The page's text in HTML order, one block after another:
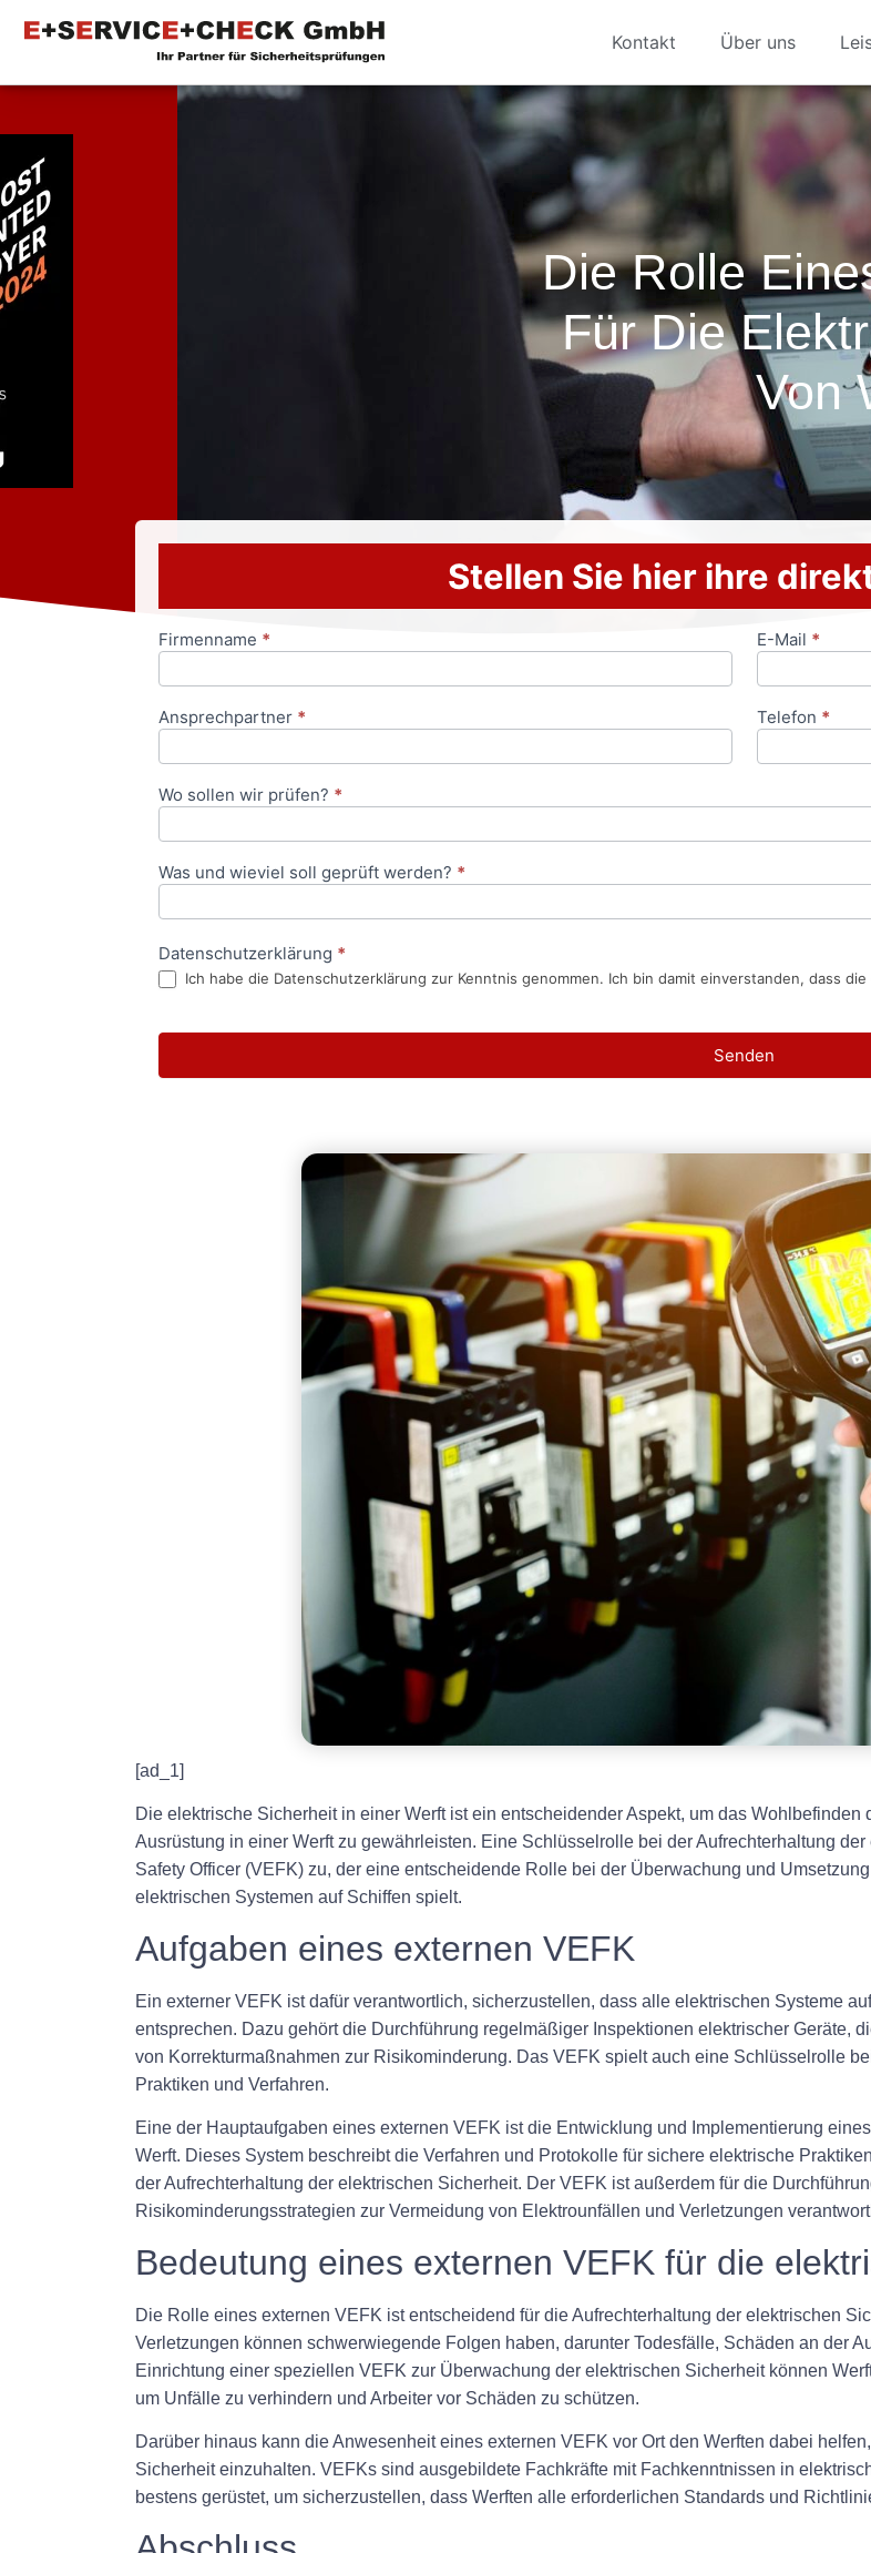
Kontakt Über uns
Die Rolle
Für Die
Von
Stellen Sie hier ihre
Anfrageformular
Firmenname * E-Mail *
Ansprechpartner * Telefon *
Wo sollen wir prüfen? *
Was und wieviel soll geprüft werden? *
Datenschutzerklärung *
Ich habe die Datenschutzerklärung zur Kenntnis genommen. Ich bin damit einverstanden, dass
Senden
[ad_1]
Die elektrische Sicherheit in einer Werft ist ein entscheidender Aspekt, um das
Ausrüstung in einer Werft zu gewährleisten. Eine Schlüsselrolle bei der Aufrechterhaltung
Safety Officer (VEFK) zu, der eine entscheidende Rolle bei der Überwachung und
elektrischen Systemen auf Schiffen spielt.
Aufgaben eines externen VEFK
Ein externer VEFK ist dafür verantwortlich, sicherzustellen, dass alle elektrischen Systeme
entsprechen. Dazu gehört die Durchführung regelmäßiger Inspektionen elektrischer Geräte,
von Korrekturmaßnahmen zur Risikominderung. Das VEFK spielt auch eine Schlüsselrolle
Praktiken und Verfahren.
Eine der Hauptaufgaben eines externen VEFK ist die Entwicklung und Implementierung
Werft. Dieses System beschreibt die Verfahren und Protokolle für sichere elektrische
der Aufrechterhaltung der elektrischen Sicherheit. Der VEFK ist außerdem für die
Risikominderungsstrategien zur Vermeidung von Elektrounfällen und Verletzungen
Bedeutung eines externen VEFK für die
Die Rolle eines externen VEFK ist entscheidend für die Aufrechterhaltung der elektrischen
Verletzungen können schwerwiegende Folgen haben, darunter Todesfälle, Schäden an der
Einrichtung einer speziellen VEFK zur Überwachung der elektrischen Sicherheit können
um Unfälle zu verhindern und Arbeiter vor Schäden zu schützen.
Darüber hinaus kann die Anwesenheit eines externen VEFK vor Ort den Werften dabei
Sicherheit einzuhalten. VEFKs sind ausgebildete Fachkräfte mit Fachkenntnissen in
bestens gerüstet, um sicherzustellen, dass Werften alle erforderlichen Standards und